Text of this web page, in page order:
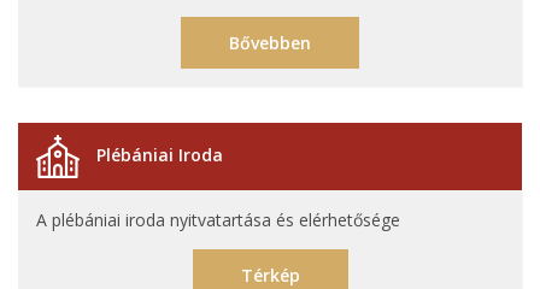
Bővebben
Plébániai Iroda
A plébániai iroda nyitvatartása és elérhetősége
Térkép